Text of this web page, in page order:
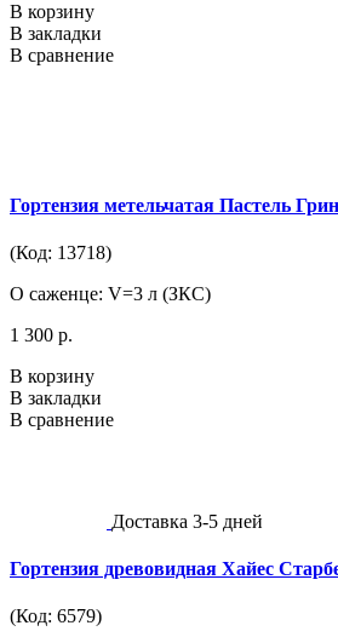
В корзину
В закладки
В сравнение
Гортензия метельчатая Пастель Грин
(Код: 13718)
О саженце: V=3 л (ЗКС)
1 300 р.
В корзину
В закладки
В сравнение
Доставка 3-5 дней
Гортензия древовидная Хайес
(Код: 6579)